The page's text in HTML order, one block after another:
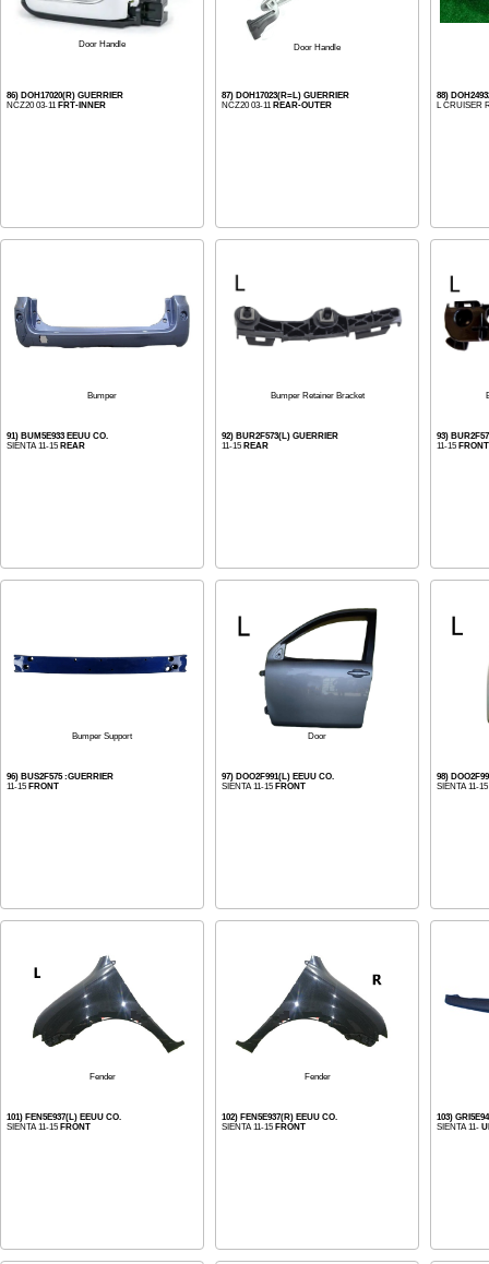
Door Handle
86) DOH17020(R) GUERRIER
NCZ20 03-11 FRT-INNER
Door Handle
87) DOH17023(R=L) GUERRIER
NCZ20 03-11 REAR-OUTER
88)
L CRUISER
Bumper
91) BUM5E933 EEUU CO.
SIENTA 11-15 REAR
Bumper Retainer Bracket
92) BUR2F573(L) GUERRIER
11-15 REAR
93)
11-15 FRONT
Bumper Support
96) BUS2F575 :GUERRIER
11-15 FRONT
Door
97) DOO2F991(L) EEUU CO.
SIENTA 11-15 FRONT
98)
SIENTA 11-15
Fender
101) FEN5E937(L) EEUU CO.
SIENTA 11-15 FRONT
Fender
102) FEN5E937(R) EEUU CO.
SIENTA 11-15 FRONT
103)
SIENTA 11-